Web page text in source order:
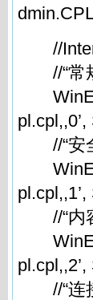
//
//“常
//“安
//“内
//“连